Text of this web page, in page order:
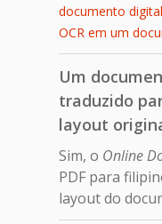
documento
OCR em um
Um
traduzido
layout
Sim, o Online
PDF para
layout do